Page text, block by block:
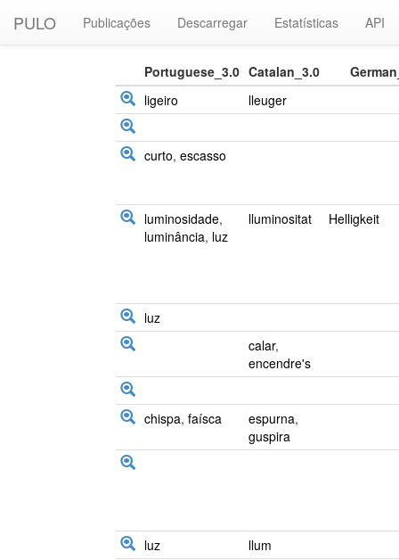
PULO Publicações Descarregar Estatísticas API
Portuguese_3.0 Catalan_3.0
ligeiro
lleuger
curto, escasso
luminosidade,
luminância, luz
lluminositat Helligkeit
luz
calar,
encendre's
chispa, faísca espurna,
guspira
luz llum